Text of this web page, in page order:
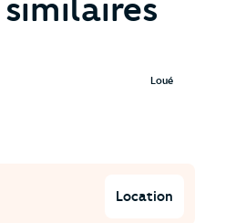
Loué
Location